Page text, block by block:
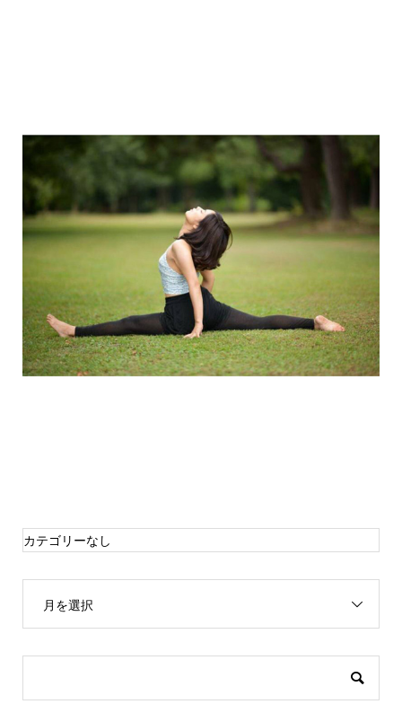
カテゴリーなし
月を選択